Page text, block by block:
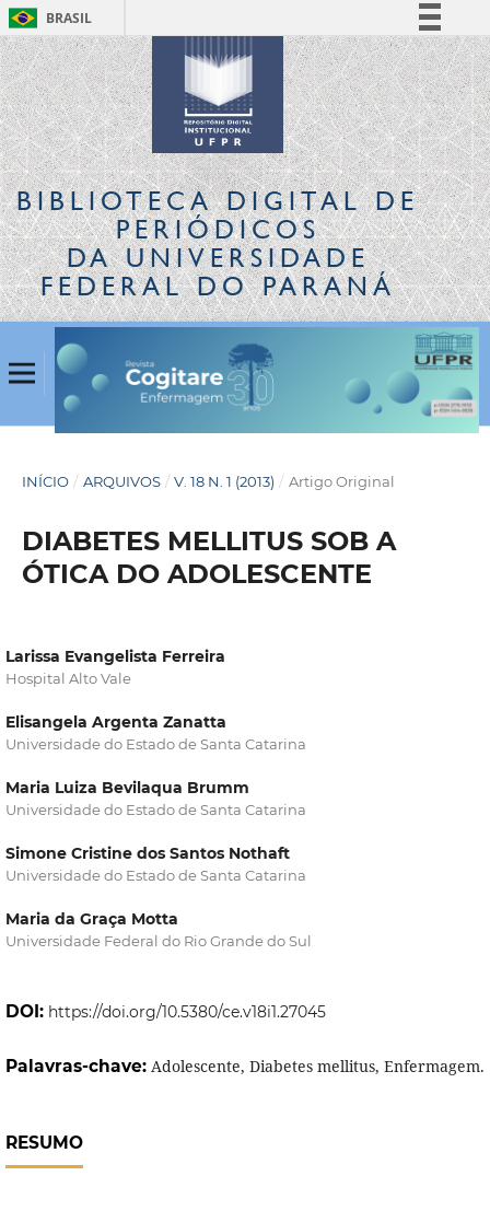
BRASIL
Simplifique!
Comunica BR
Participe
Acesso à informação
Legislação
Canais
BIBLIOTECA DIGITALDE
PERIÓDICOS
DA UNIVERSIDADE
FEDERAL DO PARANÁ
INÍCIO / ARQUIVOS / V. 18 N. 1 (2013) / Artigo Original
DIABETES MELLITUS SOB A
ÓTICA DO ADOLESCENTE
Larissa Evangelista Ferreira
Hospital Alto Vale
Elisangela Argenta Zanatta
Universidade do Estado de Santa Catarina
Maria Luiza Bevilaqua Brumm
Universidade do Estado de Santa Catarina
Simone Cristine dos Santos Nothaft
Universidade do Estado de Santa Catarina
Maria da Graça Motta
Universidade Federal do Rio Grande do Sul
DOI: https://doi.org/10.5380/ce.v18i1.27045
Palavras-chave: Adolescente, Diabetes mellitus, Enfermagem.
RESUMO